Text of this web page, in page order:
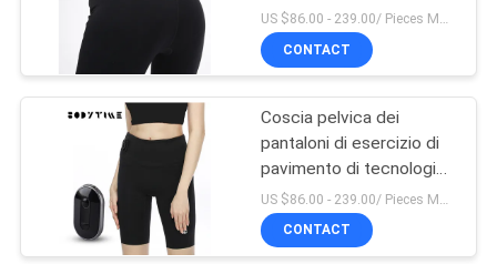
accelerano il recupero
del muscolo
CONTACT
Coscia pelvica dei
pantaloni di esercizio di
pavimento di tecnologia
femminile di SME che
dimagrisce i pantaloni di
allenamento
CONTACT